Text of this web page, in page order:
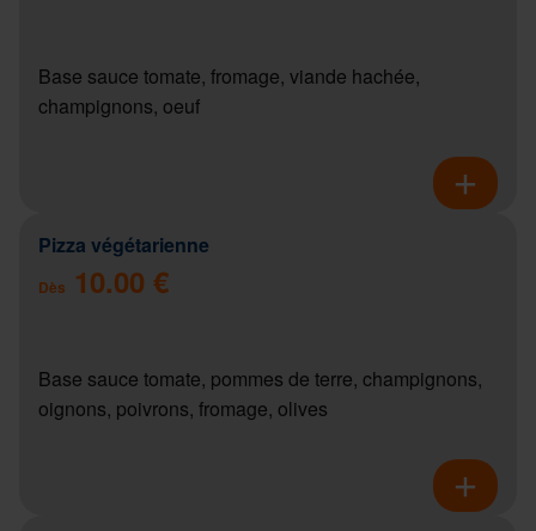
Base sauce tomate, fromage, viande hachée,
champignons, oeuf
Pizza végétarienne
Dès 10.00 €
Base sauce tomate, pommes de terre, champignons,
oignons, poivrons, fromage, olives